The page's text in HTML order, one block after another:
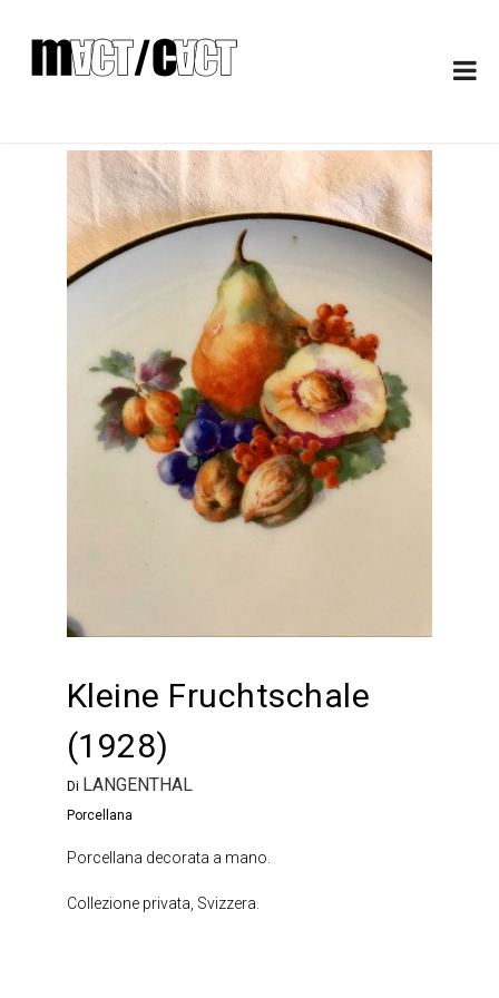
Kleine Fruchtschale
(1928)
Di LANGENTHAL
Porcellana
Porcellana decorata a mano.
Collezione privata, Svizzera.